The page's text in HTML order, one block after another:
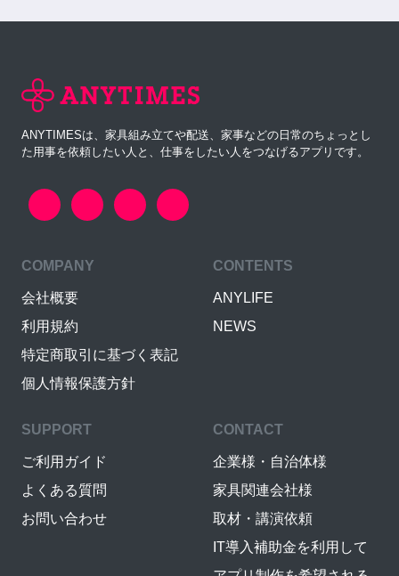
ANYTIMESは、家具組み立てや配送、家事などの日常のちょっとし
た用事を依頼したい人と、仕事をしたい人をつなげるアプリです。
COMPANY
会社概要
利用規約
特定商取引に基づく表記
個人情報保護方針
CONTENTS
ANYLIFE
NEWS
SUPPORT
ご利用ガイド
よくある質問
お問い合わせ
CONTACT
企業様・自治体様
家具関連会社様
取材・講演依頼
IT導入補助金を利用して